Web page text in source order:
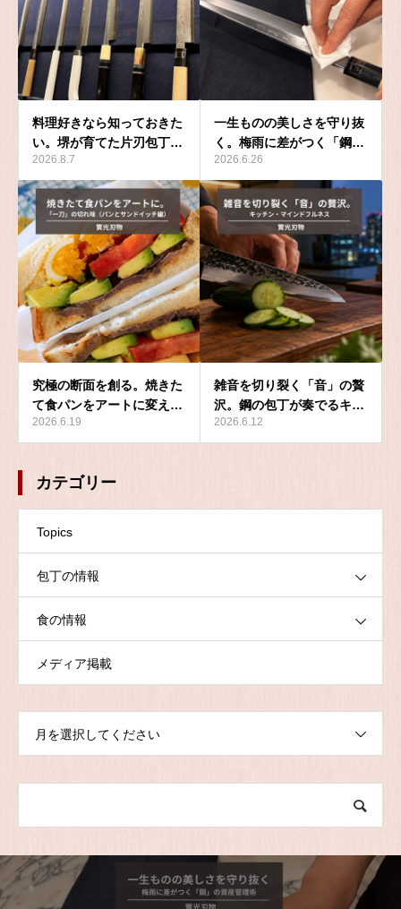
料理好きなら知っておきた
い。堺が育てた片刃包丁…
2026.8.7
一生ものの美しさを守り抜
く。梅雨に差がつく「鋼…
2026.6.26
究極の断面を創る。焼きた
て食パンをアートに変え…
2026.6.19
雑音を切り裂く「音」の贅
沢。鋼の包丁が奏でるキ…
2026.6.12
カテゴリー
Topics
包丁の情報
食の情報
メディア掲載
月を選択してください